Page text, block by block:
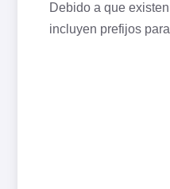
Debido a que
incluyen prefijos